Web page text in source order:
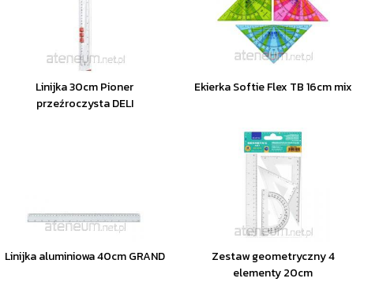
Linijka 30cm Pioner
przeźroczysta DELI
Ekierka Softie Flex TB 16cm mix
Linijka aluminiowa 40cm GRAND
Zestaw geometryczny 4
elementy 20cm